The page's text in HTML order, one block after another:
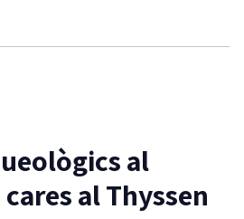
al
al Thyssen